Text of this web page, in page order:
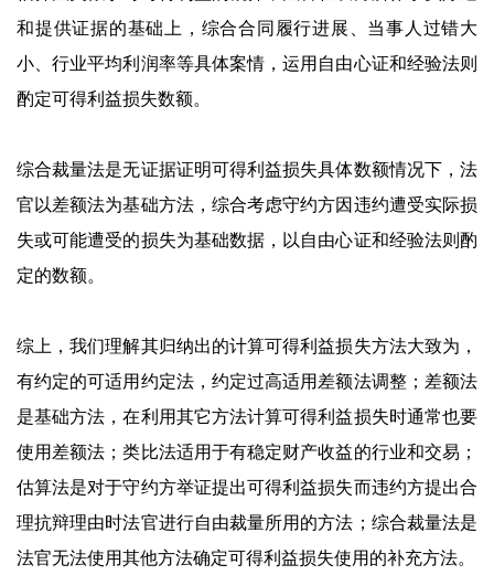
和提供证据的基础上，综合合同履行进展、当事人过错大
小、行业平均利润率等具体案情，运用自由心证和经验法则
酌定可得利益损失数额。
综合裁量法是无证据证明可得利益损失具体数额情况下，法
官以差额法为基础方法，综合考虑守约方因违约遭受实际损
失或可能遭受的损失为基础数据，以自由心证和经验法则酌
定的数额。
综上，我们理解其归纳出的计算可得利益损失方法大致为，
有约定的可适用约定法，约定过高适用差额法调整；差额法
是基础方法，在利用其它方法计算可得利益损失时通常也要
使用差额法；类比法适用于有稳定财产收益的行业和交易；
估算法是对于守约方举证提出可得利益损失而违约方提出合
理抗辩理由时法官进行自由裁量所用的方法；综合裁量法是
法官无法使用其他方法确定可得利益损失使用的补充方法。